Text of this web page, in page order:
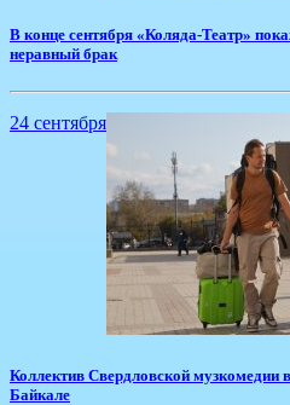
​В конце сентября «Коляда-Театр»
неравный брак
24 сентября
​Коллектив Свердловской музкомедии
Байкале